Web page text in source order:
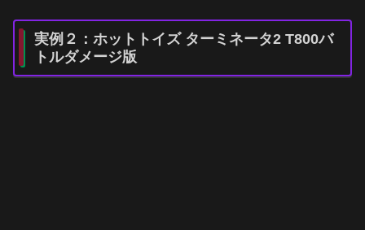
実例２：ホットトイズ ターミネータ2 T800バ
トルダメージ版